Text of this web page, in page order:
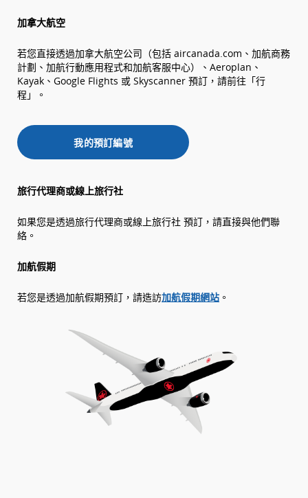
加拿大航空
若您直接透過加拿大航空公司（包括 aircanada.com、加航商務
計劃、加航行動應用程式和加航客服中心）、Aeroplan、
Kayak、Google Flights 或 Skyscanner 預訂，請前往「行
程」。
我的預訂編號
旅行代理商或線上旅行社
如果您是透過旅行代理商或線上旅行社 預訂，請直接與他們聯
絡。
加航假期
若您是透過加航假期預訂，請造訪加航假期網站 。